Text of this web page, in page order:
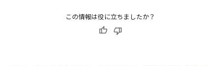
この情報は役に立ちましたか？